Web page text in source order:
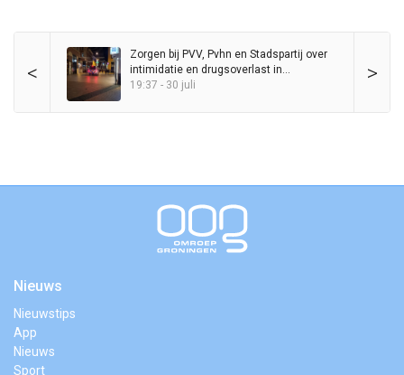
< >
Zorgen bij PVV, Pvhn en Stadspartij over
intimidatie en drugsoverlast in
binnenstad
19:37 - 30 juli
Nieuws
Nieuwstips
App
Nieuws
Sport